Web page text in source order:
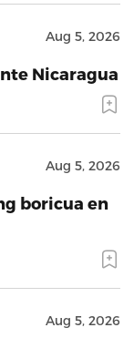
Aug 5, 2026
Nicaragua
Aug 5, 2026
boricua en
Aug 5, 2026